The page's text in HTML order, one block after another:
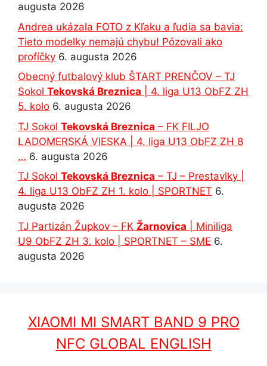
augusta 2026
Andrea ukázala FOTO z Kľaku a ľudia sa bavia:
Tieto modelky nemajú chybu! Pózovali ako
profíčky 6. augusta 2026
Obecný futbalový klub ŠTART PRENČOV – TJ
Sokol Tekovská Breznica | 4. liga U13 ObFZ ZH
5. kolo 6. augusta 2026
TJ Sokol Tekovská Breznica – FK FILJO
LADOMERSKÁ VIESKA | 4. liga U13 ObFZ ZH 8
… 6. augusta 2026
TJ Sokol Tekovská Breznica – TJ – Prestavlky |
4. liga U13 ObFZ ZH 1. kolo | SPORTNET 6.
augusta 2026
TJ Partizán Župkov – FK Žarnovica | Miniliga
U9 ObFZ ZH 3. kolo | SPORTNET – SME 6.
augusta 2026
XIAOMI MI SMART BAND 9 PRO
NFC GLOBAL ENGLISH